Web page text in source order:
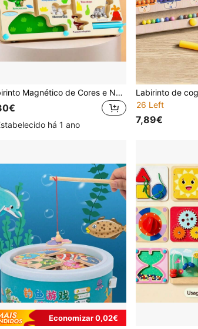
Labirinto Magnético de Cores e Números, Quebra-cabeça Magnético de Madeira com Dinossauro e Sorvete, Brinquedo Montessori para Crianças Aprenderem a Contar, Classificar Cores e Desenvolver a Coordenação Motora Fina, Ideal para Pré-escolares, Presentes de Ação de Graças, Natal e Páscoa.
há 1 ano
26 Left
7,89€
Economizar 0,02€